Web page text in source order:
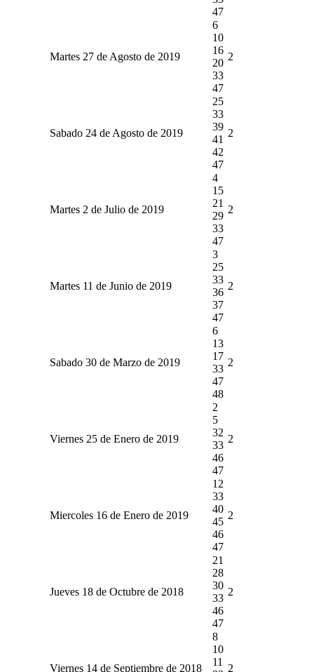
47
Martes 27 de Agosto de 2019
6
10
16
20
33
47
2
Sabado 24 de Agosto de 2019
25
33
39
41
42
47
2
Martes 2 de Julio de 2019
4
15
21
29
33
47
2
Martes 11 de Junio de 2019
3
25
33
36
37
47
2
Sabado 30 de Marzo de 2019
6
13
17
33
47
48
2
Viernes 25 de Enero de 2019
2
5
32
33
46
47
2
Miercoles 16 de Enero de 2019
12
33
40
45
46
47
2
Jueves 18 de Octubre de 2018
21
28
30
33
46
47
2
Viernes 14 de Septiembre de 2018
8
10
11
2